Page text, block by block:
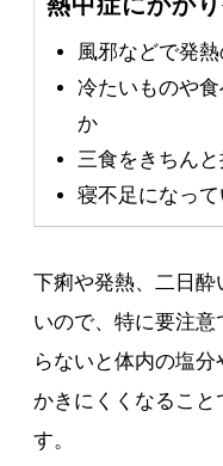
風邪などで発
冷たいものや
か
三食をきちん
寝不足になっ
下痢や発熱、二日
いので、特に要注
らないと体内の塩
かきにくくなること
す。